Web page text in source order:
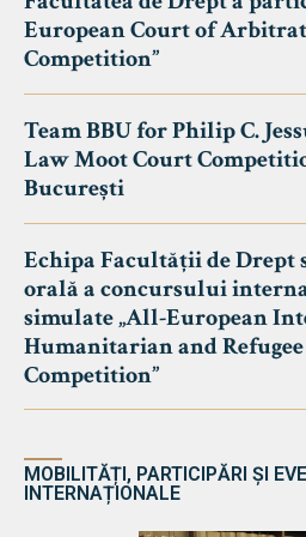
European Court of
Competition”
Team BBU for Philip C.
Law Moot Court
București
Echipa Facultății de Drept
orală a concursului
simulate „All-European
Humanitarian and
Competition”
MOBILITĂȚI, PARTICIPĂRI ȘI
INTERNAȚIONALE